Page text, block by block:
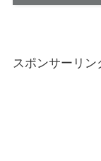
スポンサーリン